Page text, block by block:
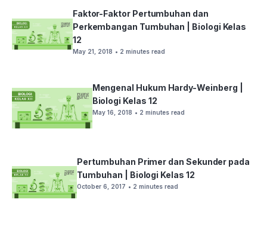
Faktor-Faktor Pertumbuhan dan
Perkembangan Tumbuhan | Biologi Kelas
12
May 21, 2018 • 2 minutes read
Mengenal Hukum Hardy-Weinberg |
Biologi Kelas 12
May 16, 2018 • 2 minutes read
Pertumbuhan Primer dan Sekunder pada
Tumbuhan | Biologi Kelas 12
October 6, 2017 • 2 minutes read